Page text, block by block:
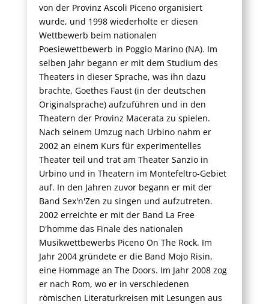
von der Provinz Ascoli Piceno organisiert
wurde, und 1998 wiederholte er diesen
Wettbewerb beim nationalen
Poesiewettbewerb in Poggio Marino (NA). Im
selben Jahr begann er mit dem Studium des
Theaters in dieser Sprache, was ihn dazu
brachte, Goethes Faust (in der deutschen
Originalsprache) aufzuführen und in den
Theatern der Provinz Macerata zu spielen.
Nach seinem Umzug nach Urbino nahm er
2002 an einem Kurs für experimentelles
Theater teil und trat am Theater Sanzio in
Urbino und in Theatern im Montefeltro-Gebiet
auf. In den Jahren zuvor begann er mit der
Band Sex'n'Zen zu singen und aufzutreten.
2002 erreichte er mit der Band La Free
D'homme das Finale des nationalen
Musikwettbewerbs Piceno On The Rock. Im
Jahr 2004 gründete er die Band Mojo Risin,
eine Hommage an The Doors. Im Jahr 2008 zog
er nach Rom, wo er in verschiedenen
römischen Literaturkreisen mit Lesungen aus